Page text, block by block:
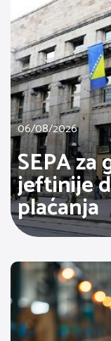
06/08/2026
SEPA
jeftinije
plaćanja